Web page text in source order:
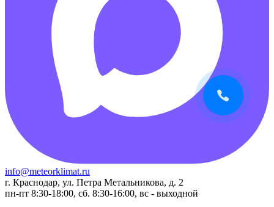
info@meteorklimat.ru
г. Краснодар, ул. Петра Метальникова, д. 2
пн-пт 8:30-18:00, сб. 8:30-16:00, вс - выходной